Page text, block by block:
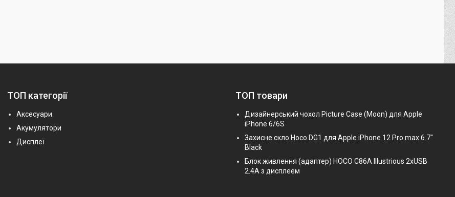
ТОП категорії
Аксесуари
Акумулятори
Дисплеї
ТОП товари
Дизайнерський чохол Picture Case (Moon) для Apple
iPhone 6/6S
Захисне скло Hoco DG1 для Apple iPhone 12 Pro max 6.7"
Black
Блок живлення (адаптер) HOCO C86A Illustrious 2xUSB
2.4A з дисплеем